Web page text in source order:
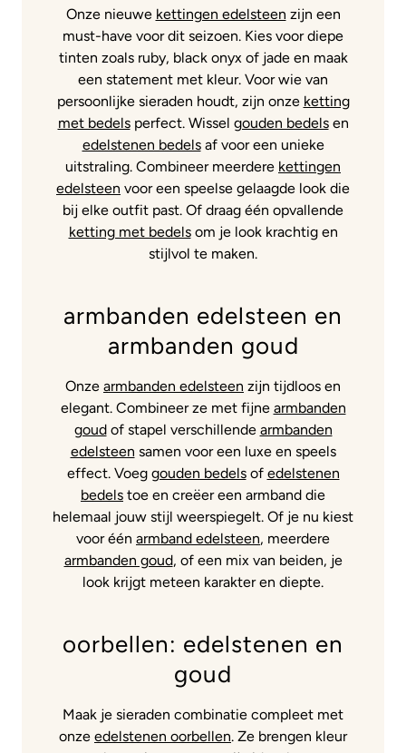
Onze nieuwe kettingen edelsteen zijn een
must-have voor dit seizoen. Kies voor diepe
tinten zoals ruby, black onyx of jade en maak
een statement met kleur. Voor wie van
persoonlijke sieraden houdt, zijn onze ketting
met bedelsperfect. Wissel gouden bedelsen
edelstenen bedelsaf voor een unieke
uitstraling. Combineer meerdere kettingen
edelsteen voor een speelse gelaagde look die
bij elke outfit past. Of draag één opvallende
ketting met bedelsom je look krachtig en
stijlvol te maken.
armbanden edelsteen en
armbanden goud
Onze armbanden edelsteen zijn tijdloos en
elegant. Combineer ze met fijne armbanden
goudof stapel verschillende armbanden
edelsteen samen voor een luxe en speels
effect. Voeg gouden bedelsof edelstenen
bedels toe en creëer een armband die
helemaal jouw stijl weerspiegelt. Of je nu kiest
voor één armband edelsteen, meerdere
armbanden goud, of een mix van beiden, je
look krijgt meteen karakter en diepte.
oorbellen: edelstenen en
goud
Maak je sieraden combinatie compleet met
onze edelstenen oorbellen. Ze brengen kleur